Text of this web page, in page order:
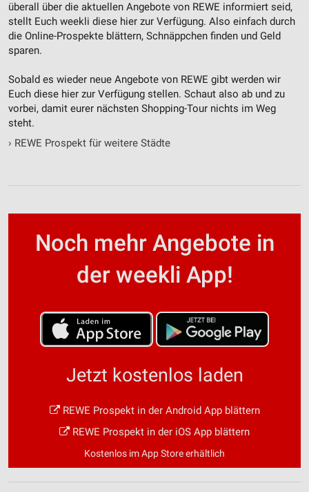
überall über die aktuellen Angebote von REWE informiert seid,
stellt Euch weekli diese hier zur Verfügung. Also einfach durch
die Online-Prospekte blättern, Schnäppchen finden und Geld
sparen.
Sobald es wieder neue Angebote von REWE gibt werden wir
Euch diese hier zur Verfügung stellen. Schaut also ab und zu
vorbei, damit eurer nächsten Shopping-Tour nichts im Weg
steht.
› REWE Prospekt für weitere Städte
Noch mehr Angebote in
der weekli App!
Jetzt kostenlos laden
REWE Prospekt in der Android App blättern
REWE Prospekt in der iOS App blättern
Kostenlos im App Store erhältlich